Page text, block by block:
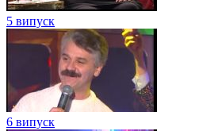
5 випуск
6 випуск